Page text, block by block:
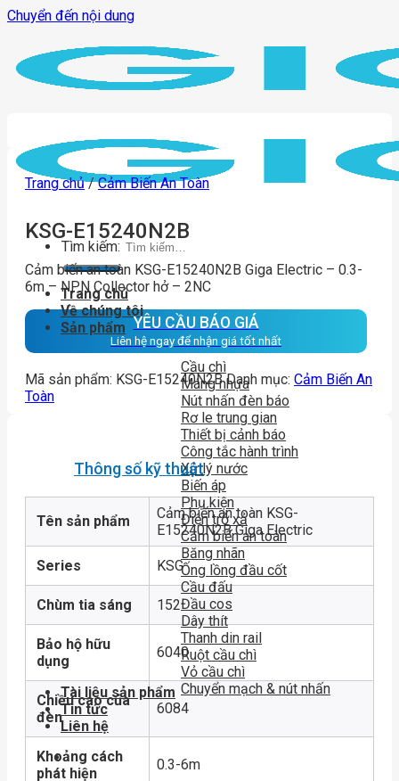
Chuyển đến nội dung
Tìm kiếm:
Trang chủ
Về chúng tôi
Sản phẩm
Cầu chì
Máng nhựa
Nút nhấn đèn báo
Rơ le trung gian
Thiết bị cảnh báo
Công tắc hành trình
Xử lý nước
Biến áp
Phụ kiện
Điện trở xả
Cảm biến an toàn
Băng nhãn
Ống lồng đầu cốt
Cầu đấu
Đầu cos
Dây thít
Thanh din rail
Ruột cầu chì
Vỏ cầu chì
Chuyển mạch & nút nhấn
Tài liệu sản phẩm
Tin tức
Liên hệ
Trang chủ / Cảm Biến An Toàn
KSG-E15240N2B
Cảm biến an toàn KSG-E15240N2B Giga Electric – 0.3-
6m – NPN Collector hở – 2NC
YÊU CẦU BÁO GIÁ
Liên hệ ngay để nhận giá tốt nhất
Mã sản phẩm: KSG-E15240N2B Danh mục: Cảm Biến An
Toàn
Thông số kỹ thuật
Tên sản phẩm
Cảm biến an toàn KSG-
E15240N2B Giga Electric
Series KSG
Chùm tia sáng 152
Bảo hộ hữu
dụng
6040
Chiều cao của
đèn
6084
Khoảng cách
phát hiện
0.3-6m